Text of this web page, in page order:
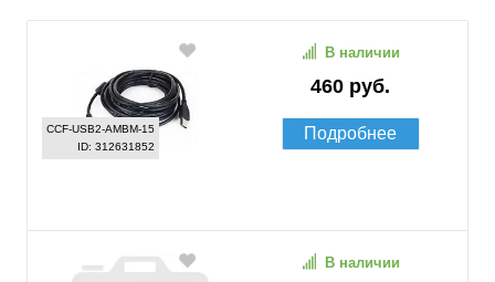
CCF-USB2-AMBM-15
ID: 312631852
460 руб.
В наличии
Подробнее
В наличии